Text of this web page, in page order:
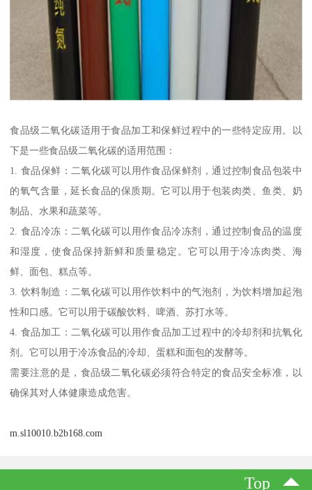
食品级二氧化碳适用于食品加工和保鲜过程中的一些特定应用。以
下是一些食品级二氧化碳的适用范围：
1. 食品保鲜：二氧化碳可以用作食品保鲜剂，通过控制食品包装中
的氧气含量，延长食品的保质期。它可以用于包装肉类、鱼类、奶
制品、水果和蔬菜等。
2. 食品冷冻：二氧化碳可以用作食品冷冻剂，通过控制食品的温度
和湿度，使食品保持新鲜和质量稳定。它可以用于冷冻肉类、海
鲜、面包、糕点等。
3. 饮料制造：二氧化碳可以用作饮料中的气泡剂，为饮料增加起泡
性和口感。它可以用于碳酸饮料、啤酒、苏打水等。
4. 食品加工：二氧化碳可以用作食品加工过程中的冷却剂和抗氧化
剂。它可以用于冷冻食品的冷却、蛋糕和面包的发酵等。
需要注意的是，食品级二氧化碳必须符合特定的食品安全标准，以
确保其对人体健康造成危害。
m.sl10010.b2b168.com
Top